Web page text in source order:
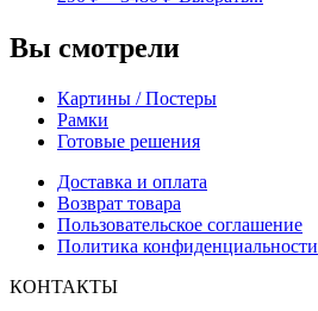
Вы смотрели
Картины / Постеры
Рамки
Готовые решения
Доставка и оплата
Возврат товара
Пользовательское соглашение
Политика конфиденциальности
КОНТАКТЫ